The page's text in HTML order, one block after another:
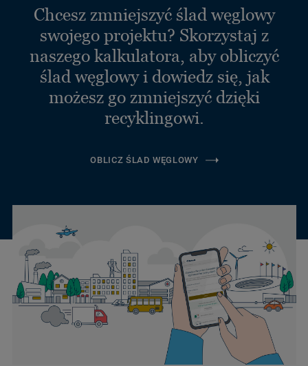
Chcesz zmniejszyć ślad węglowy
swojego projektu? Skorzystaj z
naszego kalkulatora, aby obliczyć
ślad węglowy i dowiedz się, jak
możesz go zmniejszyć dzięki
recyklingowi.
OBLICZ ŚLAD WĘGLOWY